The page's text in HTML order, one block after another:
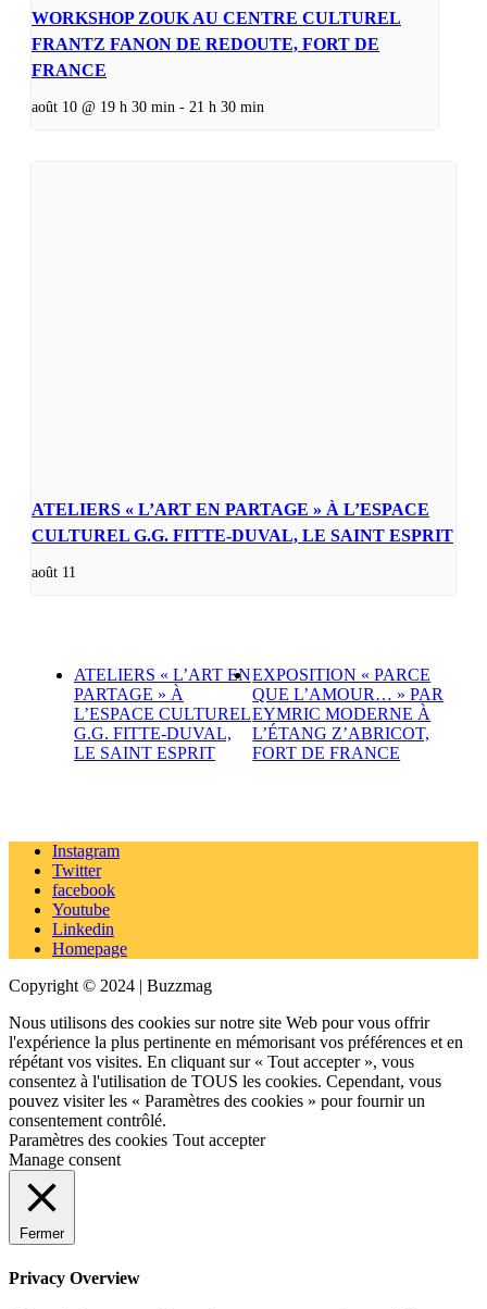
WORKSHOP ZOUK AU CENTRE CULTUREL
FRANTZ FANON DE REDOUTE, FORT DE
FRANCE
août 10 @ 19 h 30 min - 21 h 30 min
ATELIERS « L’ART EN PARTAGE » À L’ESPACE
CULTUREL G.G. FITTE-DUVAL, LE SAINT ESPRIT
août 11
ATELIERS « L’ART EN
PARTAGE » À
L’ESPACE CULTUREL
G.G. FITTE-DUVAL,
LE SAINT ESPRIT
EXPOSITION « PARCE
QUE L’AMOUR… » PAR
EYMRIC MODERNE À
L’ÉTANG Z’ABRICOT,
FORT DE FRANCE
Instagram
Twitter
facebook
Youtube
Linkedin
Homepage
Copyright © 2024 | Buzzmag
Nous utilisons des cookies sur notre site Web pour vous offrir
l'expérience la plus pertinente en mémorisant vos préférences et en
répétant vos visites. En cliquant sur « Tout accepter », vous
consentez à l'utilisation de TOUS les cookies. Cependant, vous
pouvez visiter les « Paramètres des cookies » pour fournir un
consentement contrôlé.
Paramètres des cookies Tout accepter
Manage consent
Fermer
Privacy Overview